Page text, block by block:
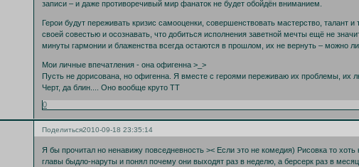
записи – и даже противоречивый мир фанаток не будет обойдён вниманием.
Герои будут переживать кризис самооценки, совершенствовать мастерство, талант и
своей совестью и осознавать, что добиться исполнения заветной мечты ещё не
минуты гармонии и блаженства всегда остаются в прошлом, их не вернуть – можно
Мои личные впечатления - она офигенна >_>
Пусть не дорисована, но офигенна. Я вместе с героями переживаю их проблемы, их
Черт, да блин.... Оно вообще круто ТТ
0
Поделиться2010-09-18 23:35:14
Я бы прочитал но ненавижу повседневность >< Если это не комедия) Рисовка то
главы быдло-наруты и понял почему они выходят раз в неделю, а берсерк раз в